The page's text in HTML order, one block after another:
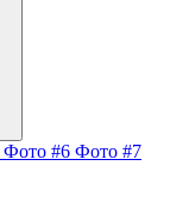
Фото #6 Фото #7